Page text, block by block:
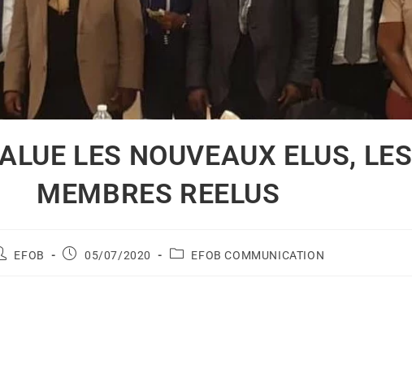
LES NOUVEAUX ELUS, LES
MEMBRES REELUS
EFOB 05/07/2020 EFOB COMMUNICATION